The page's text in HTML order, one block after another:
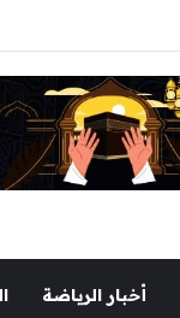
أخبار الرياضة